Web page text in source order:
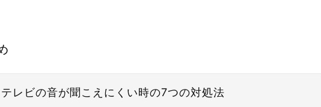
テレビの音が聞こえにくい時の7つの対処法